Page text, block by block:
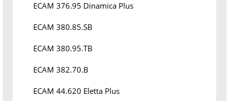
ECAM 376.95 Dinamica Plus
ECAM 380.85.SB
ECAM 380.95.TB
ECAM 382.70.B
ECAM 44.620 Eletta Plus